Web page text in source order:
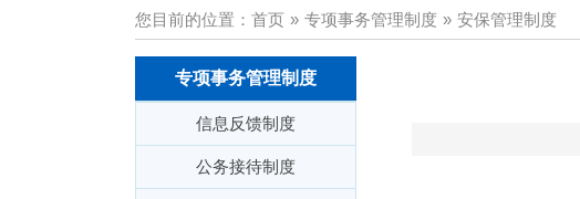
您目前的位置： 首页 » 专项事务管理制度 » 安保管理制度
专项事务管理制度
信息反馈制度
公务接待制度